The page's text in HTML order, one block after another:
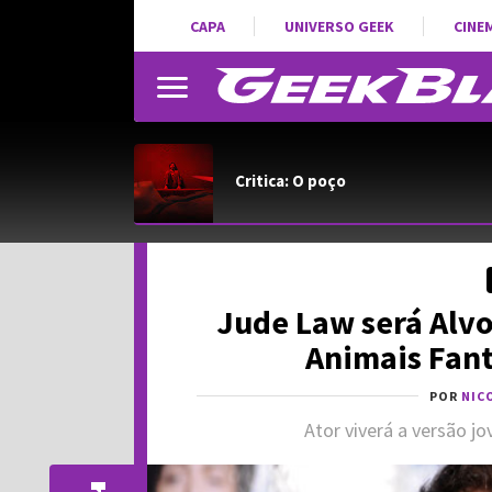
CAPA UNIVERSO GEEK
Critica: O poço
Jude Law será
Animais
POR
Ator viverá a versão